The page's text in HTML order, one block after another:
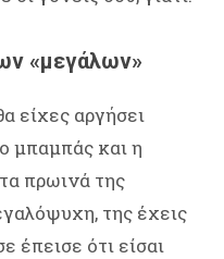
«μεγάλων»
είχες αργήσει
μπαμπάς και η
πρωινά της
της έχεις
έπεισε ότι είσαι